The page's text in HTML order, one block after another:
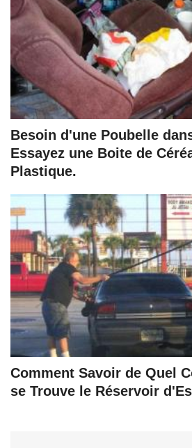
Besoin d'une Poubelle
Essayez une Boite de
Plastique.
Comment Savoir de Quel
se Trouve le Réservoir